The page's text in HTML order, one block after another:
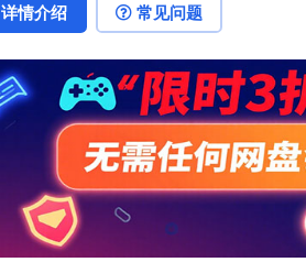
详情介绍 常见问题